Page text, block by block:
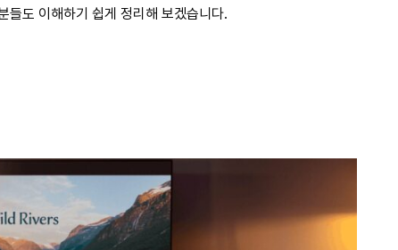
들도 이해하기 쉽게 정리해 보겠습니다.